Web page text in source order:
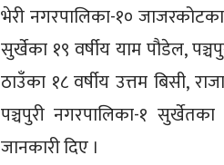
भेरी नगरपालिका-१० जाजरकोटका
सुर्खेका १९ वर्षीय याम पौडेल,
ठाउँका १८ वर्षीय उत्तम बिसी,
पञ्चपुरी नगरपालिका-१ सुर्खेतका
जानकारी दिए ।